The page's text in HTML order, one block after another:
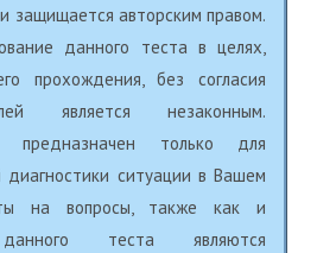
защищается авторским правом.
данного теста в целях,
прохождения, без согласия
является незаконным.
только для
диагностики ситуации в Вашем
на вопросы, также как и
теста являются